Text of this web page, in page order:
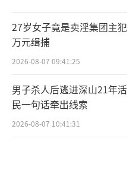
27岁女子竟是卖淫集团主
万元缉捕
2026-08-07 09:41:25
男子杀人后逃进深山21年
民一句话牵出线索
2026-08-07 10:41:31